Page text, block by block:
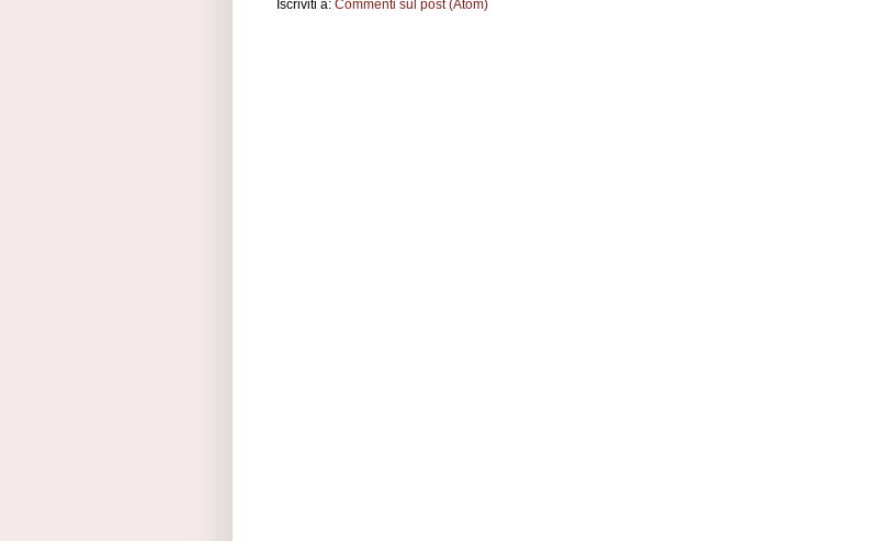
Iscriviti a: Commenti sul post (Atom)